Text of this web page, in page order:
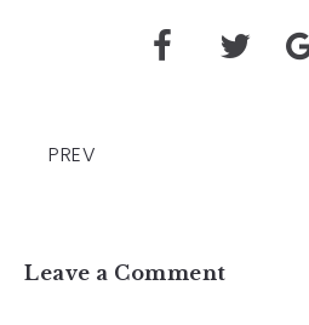
PREV
Leave a Comment